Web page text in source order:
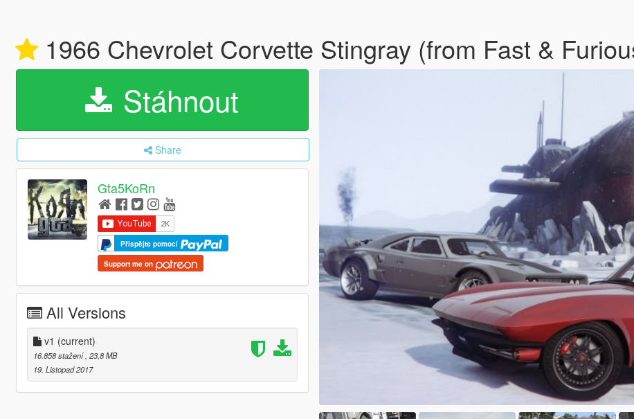
1966 Chevrolet Corvette Stingray (from Fast &
Stáhnout
Share
Gta5KoRn
Přispějte pomocí
Support me on
All Versions
v1 (current)
16.858 stažení, 23,8 MB
19. Listopad 2017